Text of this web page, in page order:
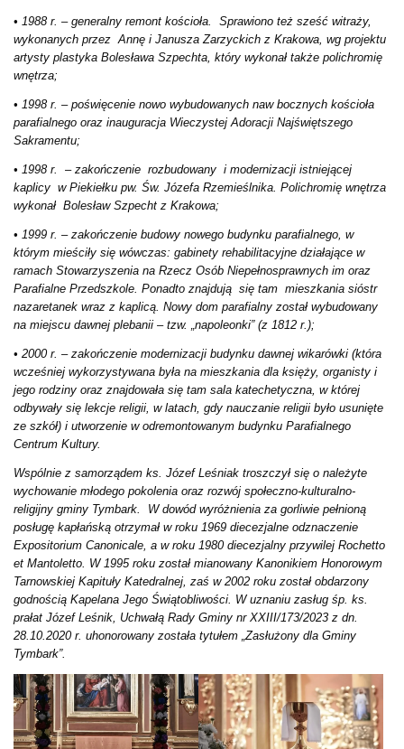
• 1988 r. – generalny remont kościoła. Sprawiono też sześć witraży,
wykonanych przez Annę i Janusza Zarzyckich z Krakowa, wg projektu
artysty plastyka Bolesława Szpechta, który wykonał także polichromię
wnętrza;
• 1998 r. – poświęcenie nowo wybudowanych naw bocznych kościoła
parafialnego oraz inauguracja Wieczystej Adoracji Najświętszego
Sakramentu;
• 1998 r. – zakończenie rozbudowany i modernizacji istniejącej
kaplicy w Piekiełku pw. Św. Józefa Rzemieślnika. Polichromię wnętrza
wykonał Bolesław Szpecht z Krakowa;
• 1999 r. – zakończenie budowy nowego budynku parafialnego, w
którym mieściły się wówczas: gabinety rehabilitacyjne działające w
ramach Stowarzyszenia na Rzecz Osób Niepełnosprawnych im oraz
Parafialne Przedszkole. Ponadto znajdują się tam mieszkania sióstr
nazaretanek wraz z kaplicą. Nowy dom parafialny został wybudowany
na miejscu dawnej plebanii – tzw. „napoleonki” (z 1812 r.);
• 2000 r. – zakończenie modernizacji budynku dawnej wikarówki (która
wcześniej wykorzystywana była na mieszkania dla księży, organisty i
jego rodziny oraz znajdowała się tam sala katechetyczna, w której
odbywały się lekcje religii, w latach, gdy nauczanie religii było usunięte
ze szkół) i utworzenie w odremontowanym budynku Parafialnego
Centrum Kultury.
Wspólnie z samorządem ks. Józef Leśniak troszczył się o należyte
wychowanie młodego pokolenia oraz rozwój społeczno-kulturalno-
religijny gminy Tymbark. W dowód wyróżnienia za gorliwie pełnioną
posługę kapłańską otrzymał w roku 1969 diecezjalne odznaczenie
Expositorium Canonicale, a w roku 1980 diecezjalny przywilej Rochetto
et Mantoletto. W 1995 roku został mianowany Kanonikiem Honorowym
Tarnowskiej Kapituły Katedralnej, zaś w 2002 roku został obdarzony
godnością Kapelana Jego Świątobliwości. W uznaniu zasług śp. ks.
prałat Józef Leśnik, Uchwałą Rady Gminy nr XXIII/173/2023 z dn.
28.10.2020 r. uhonorowany została tytułem „Zasłużony dla Gminy
Tymbark”.